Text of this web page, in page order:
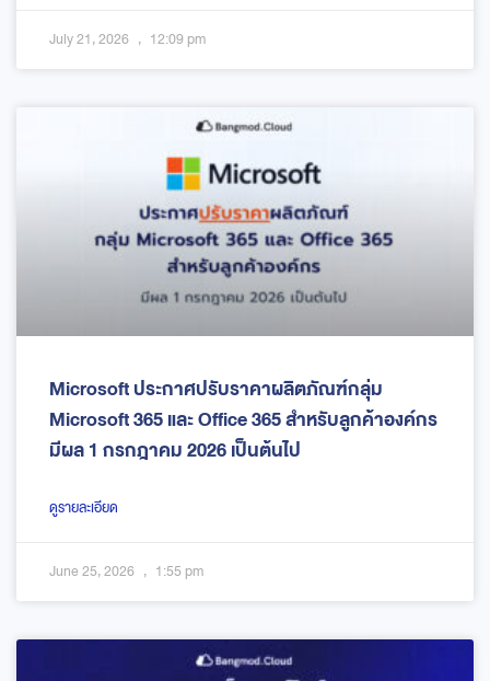
July 21, 2026 12:09 pm
Microsoft ประกาศปรับราคาผลิตภัณฑ์กลุ่ม
Microsoft 365 และ Office 365 สำหรับลูกค้าองค์กร
มีผล 1 กรกฎาคม 2026 เป็นต้นไป
ดูรายละเอียด
June 25, 2026 1:55 pm